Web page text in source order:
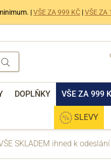
|VŠE ZA 999 KČ |VŠE ZA
DOPLŇKY VŠE ZA 999
SLEVY
SKLADEM ihned k odeslání